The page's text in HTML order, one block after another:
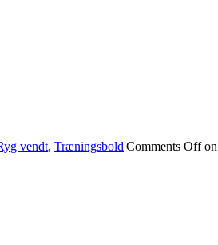
vendt, Træningsbold|Comments Offon